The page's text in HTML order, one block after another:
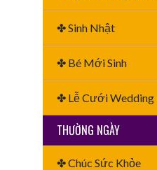
✤ Sinh Nhật
✤ Bé Mới Sinh
✤ Lễ Cưới Wedding
THƯỜNG NGÀY
✤ Chúc Sức Khỏe